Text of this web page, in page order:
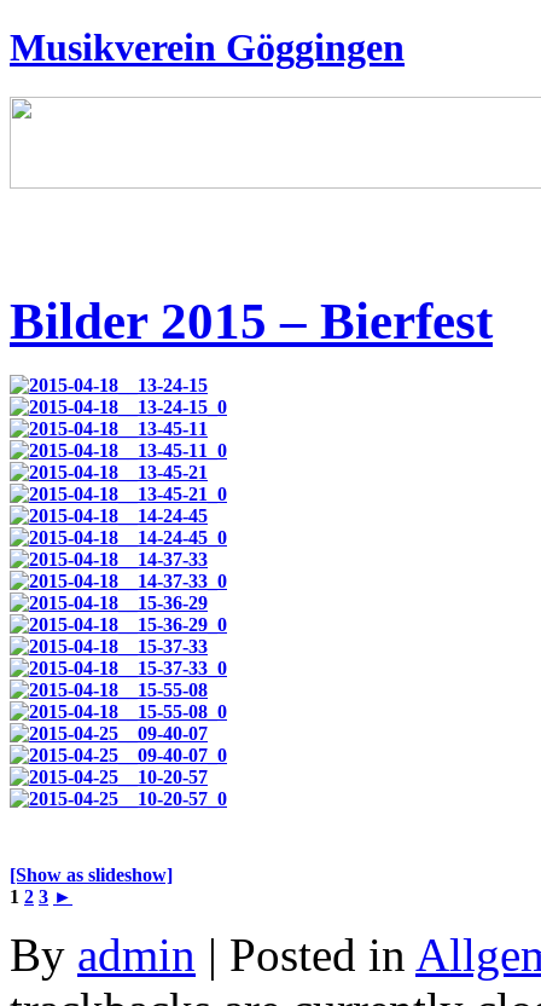
Musikverein Göggingen
Bilder 2015 – Bierfest
[Show as slideshow]
1 2 3 ►
By admin | Posted in